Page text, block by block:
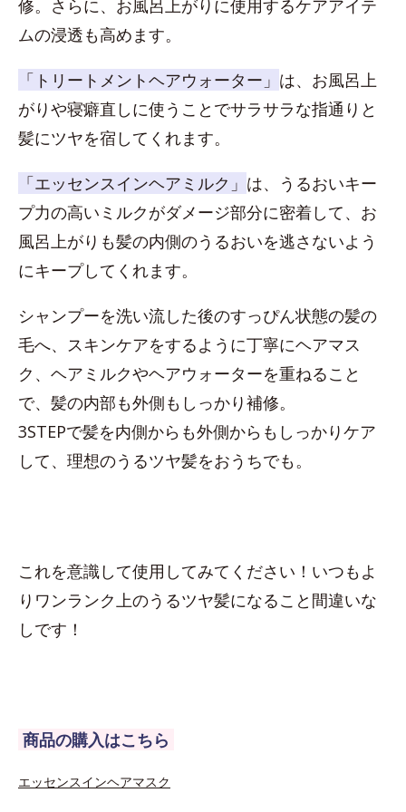
修。さらに、お風呂上がりに使用するケアアイテ
ムの浸透も高めます。
「トリートメントヘアウォーター」 は、お風呂上
がりや寝癖直しに使うことでサラサラな指通りと
髪にツヤを宿してくれます。
「エッセンスインヘアミルク」 は、うるおいキー
プ力の高いミルクがダメージ部分に密着して、お
風呂上がりも髪の内側のうるおいを逃さないよう
にキープしてくれます。
シャンプーを洗い流した後のすっぴん状態の髪の
毛へ、スキンケアをするように丁寧にヘアマス
ク、ヘアミルクやヘアウォーターを重ねること
で、髪の内部も外側もしっかり補修。
3STEPで髪を内側からも外側からもしっかりケア
して、理想のうるツヤ髪をおうちでも。
これを意識して使用してみてください！いつもよ
りワンランク上のうるツヤ髪になること間違いな
しです！
商品の購入はこちら
エッセンスインヘアマスク